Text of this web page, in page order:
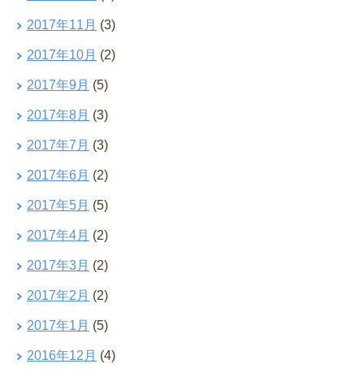
2017年11月 (3)
2017年10月 (2)
2017年9月 (5)
2017年8月 (3)
2017年7月 (3)
2017年6月 (2)
2017年5月 (5)
2017年4月 (2)
2017年3月 (2)
2017年2月 (2)
2017年1月 (5)
2016年12月 (4)